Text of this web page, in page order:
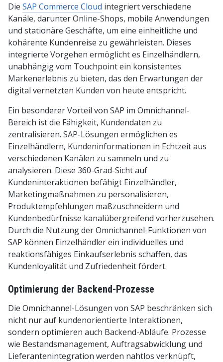
Die SAP Commerce Cloud integriert verschiedene
Kanäle, darunter Online-Shops, mobile Anwendungen
und stationäre Geschäfte, um eine einheitliche und
kohärente Kundenreise zu gewährleisten. Dieses
integrierte Vorgehen ermöglicht es Einzelhändlern,
unabhängig vom Touchpoint ein konsistentes
Markenerlebnis zu bieten, das den Erwartungen der
digital vernetzten Kunden von heute entspricht.
Ein besonderer Vorteil von SAP im Omnichannel-
Bereich ist die Fähigkeit, Kundendaten zu
zentralisieren. SAP-Lösungen ermöglichen es
Einzelhändlern, Kundeninformationen in Echtzeit aus
verschiedenen Kanälen zu sammeln und zu
analysieren. Diese 360-Grad-Sicht auf
Kundeninteraktionen befähigt Einzelhändler,
Marketingmaßnahmen zu personalisieren,
Produktempfehlungen maßzuschneidern und
Kundenbedürfnisse kanalübergreifend vorherzusehen.
Durch die Nutzung der Omnichannel-Funktionen von
SAP können Einzelhändler ein individuelles und
reaktionsfähiges Einkaufserlebnis schaffen, das
Kundenloyalität und Zufriedenheit fördert.
Optimierung der Backend-Prozesse
Die Omnichannel-Lösungen von SAP beschränken sich
nicht nur auf kundenorientierte Interaktionen,
sondern optimieren auch Backend-Abläufe. Prozesse
wie Bestandsmanagement, Auftragsabwicklung und
Lieferantenintegration werden nahtlos verknüpft,